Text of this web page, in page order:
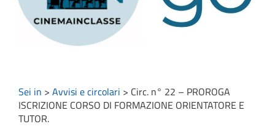
Sei in > Avvisi e circolari > Circ. n° 22 – PROROGA
ISCRIZIONE CORSO DI FORMAZIONE ORIENTATORE E
TUTOR.